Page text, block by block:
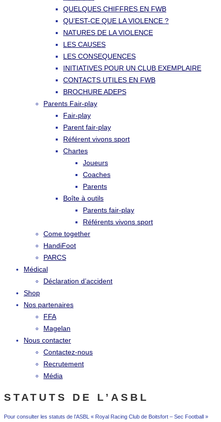
QUELQUES CHIFFRES EN FWB
QU’EST-CE QUE LA VIOLENCE ?
NATURES DE LA VIOLENCE
LES CAUSES
LES CONSEQUENCES
INITIATIVES POUR UN CLUB EXEMPLAIRE
CONTACTS UTILES EN FWB
BROCHURE ADEPS
Parents Fair-play
Fair-play
Parent fair-play
Référent vivons sport
Chartes
Joueurs
Coaches
Parents
Boîte à outils
Parents fair-play
Référents vivons sport
Come together
HandiFoot
PARCS
Médical
Déclaration d’accident
Shop
Nos partenaires
FFA
Magelan
Nous contacter
Contactez-nous
Recrutement
Média
STATUTS DE L’ASBL
Pour consulter les statuts de l’ASBL « Royal Racing Club de Boitsfort – Sec Football »